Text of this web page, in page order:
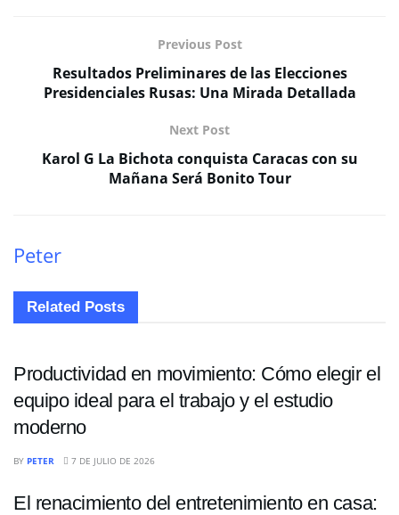
Previous Post
Resultados Preliminares de las Elecciones
Presidenciales Rusas: Una Mirada Detallada
Next Post
Karol G La Bichota conquista Caracas con su
Mañana Será Bonito Tour
Peter
Related Posts
TECNOLOGIA
Productividad en movimiento: Cómo elegir el
equipo ideal para el trabajo y el estudio
moderno
BY PETER 7 DE JULIO DE 2026
El renacimiento del entretenimiento en casa: